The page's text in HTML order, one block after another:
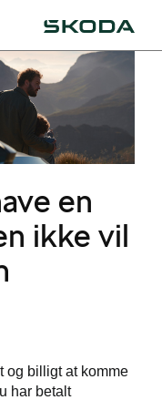
en
ikke vil
og billigt at komme
har betalt